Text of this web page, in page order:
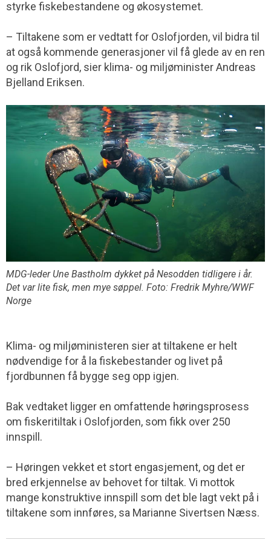
styrke fiskebestandene og økosystemet.
– Tiltakene som er vedtatt for Oslofjorden, vil bidra til
at også kommende generasjoner vil få glede av en ren
og rik Oslofjord, sier klima- og miljøminister Andreas
Bjelland Eriksen.
MDG-leder Une Bastholm dykket på Nesodden tidligere i år.
Det var lite fisk, men mye søppel. Foto: Fredrik Myhre/WWF
Norge
Klima- og miljøministeren sier at tiltakene er helt
nødvendige for å la fiskebestander og livet på
fjordbunnen få bygge seg opp igjen.
Bak vedtaket ligger en omfattende høringsprosess
om fiskeritiltak i Oslofjorden, som fikk over 250
innspill.
– Høringen vekket et stort engasjement, og det er
bred erkjennelse av behovet for tiltak. Vi mottok
mange konstruktive innspill som det ble lagt vekt på i
tiltakene som innføres, sa Marianne Sivertsen Næss.